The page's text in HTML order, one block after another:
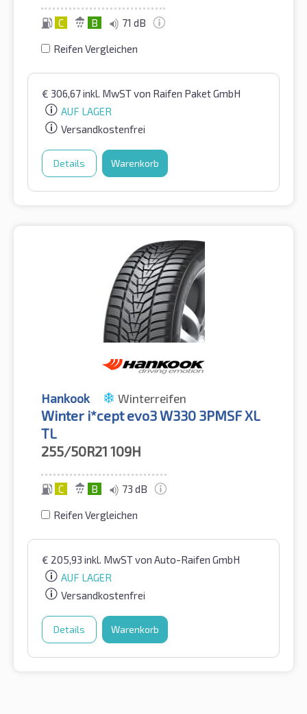
C B 71 dB
Reifen Vergleichen
€ 306,67inkl. MwSTvon Raifen Paket GmbH
AUF LAGER
Versandkostenfrei
Details Warenkorb
Hankook Winterreifen
Winter i*cept evo3 W330 3PMSF XL
TL
255/50R21 109H
C B 73 dB
Reifen Vergleichen
€ 205,93 inkl. MwSTvon Auto-Raifen GmbH
AUF LAGER
Versandkostenfrei
Details Warenkorb